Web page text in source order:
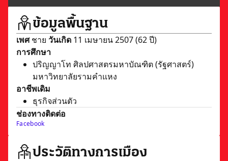
ข้อมูลพื้นฐาน
เพศชาย วันเกิด 11 เมษายน 2507 (62 ปี)
การศึกษา
ปริญญาโท ศิลปศาสตรมหาบัณฑิต (รัฐศาสตร์)
มหาวิทยาลัยรามคำแหง
อาชีพเดิม
ธุรกิจส่วนตัว
ช่องทางติดต่อ
Facebook
ประวัติทางการเมือง